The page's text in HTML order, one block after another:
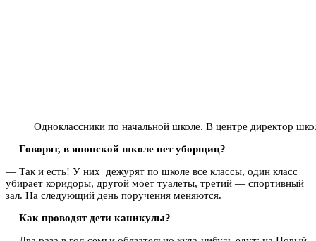
Одноклассники по начальной школе. В центре директор
— Говорят, в японской школе нет уборщиц?
— Так и есть! У них дежурят по школе все классы, один класс
убирает коридоры, другой моет туалеты, третий — спортивный
зал. На следующий день поручения меняются.
— Как проводят дети каникулы?